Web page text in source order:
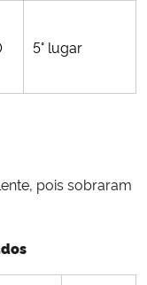
5° lugar
pois sobraram